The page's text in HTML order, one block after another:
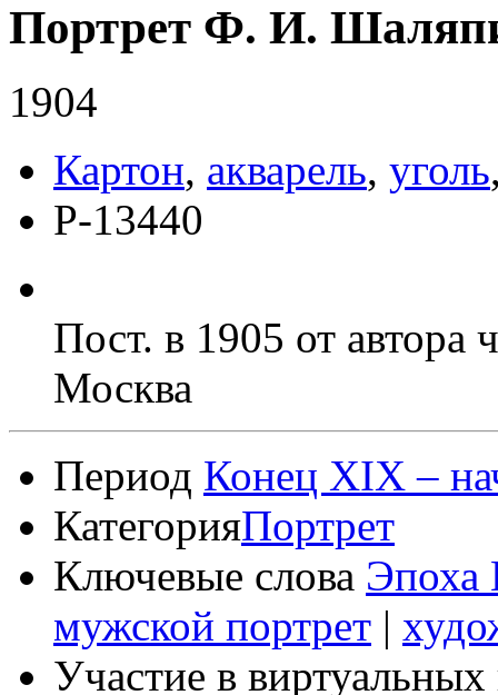
Портрет Ф. И.
1904
Картон, акварель, уголь
Р-13440
Пост. в 1905 от автора
Москва
Период Конец XIX –
КатегорияПортрет
Ключевые слова Эпоха
мужской портрет |
Участие в